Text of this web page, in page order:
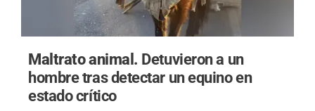
Maltrato animal. Detuvieron a un
hombre tras detectar un equino en
estado crítico